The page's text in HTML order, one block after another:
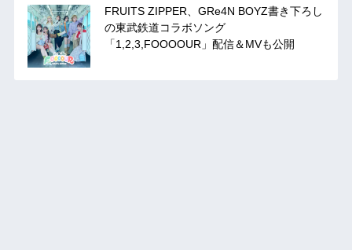
FRUITS ZIPPER、GRe4N BOYZ書き下ろし
の東武鉄道コラボソング
「1,2,3,FOOOOUR」配信＆MVも公開